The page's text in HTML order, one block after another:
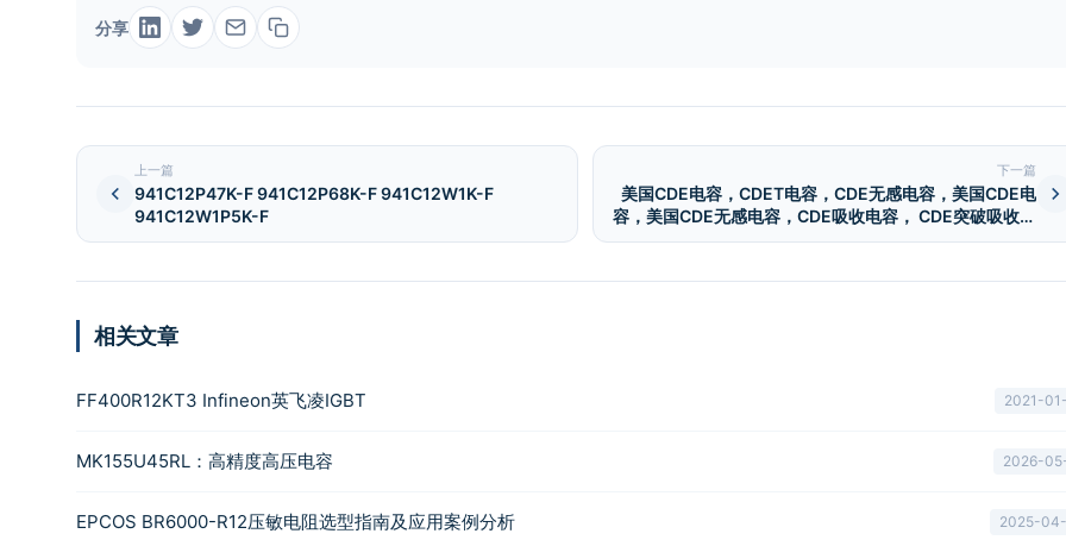
分享
上一篇
941C12P47K-F 941C12P68K-F 941C12W1K-F
941C12W1P5K-F
下一篇
美国CDE电容，CDET电容，CDE无感电容，美国CDE电
容，美国CDE无感电容，CDE吸收电容， CDE突破吸收电
容，变频等级DC电解电容
相关文章
FF400R12KT3 Infineon英飞凌IGBT 2021-
MK155U45RL：高精度高压电容 2026-
EPCOS BR6000-R12压敏电阻选型指南及应用案例分析 2025-